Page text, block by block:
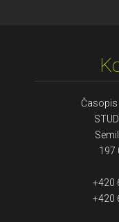
197
+420
+420